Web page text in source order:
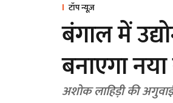
टॉप न्यूज़
बंगाल में
बनाएगा
अशोक लाहिड़ी की